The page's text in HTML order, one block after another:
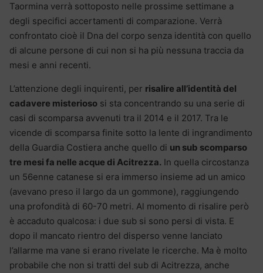
Taormina verrà sottoposto nelle prossime settimane a
degli specifici accertamenti di comparazione. Verrà
confrontato cioè il Dna del corpo senza identità con quello
di alcune persone di cui non si ha più nessuna traccia da
mesi e anni recenti.
L’attenzione degli inquirenti, per risalire all’identità del
cadavere misterioso si sta concentrando su una serie di
casi di scomparsa avvenuti tra il 2014 e il 2017. Tra le
vicende di scomparsa finite sotto la lente di ingrandimento
della Guardia Costiera anche quello di un sub scomparso
tre mesi fa nelle acque di Acitrezza. In quella circostanza
un 56enne catanese si era immerso insieme ad un amico
(avevano preso il largo da un gommone), raggiungendo
una profondità di 60-70 metri. Al momento di risalire però
è accaduto qualcosa: i due sub si sono persi di vista. E
dopo il mancato rientro del disperso venne lanciato
l’allarme ma vane si erano rivelate le ricerche. Ma è molto
probabile che non si tratti del sub di Acitrezza, anche